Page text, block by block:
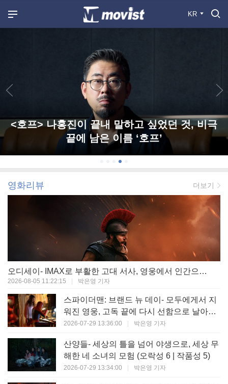
KR
<호프> 나홍진이 끝내 말하고 싶었던 것, 비극
끝에 남은 이름 ‘호프’
영화리뷰 더보기
오디세이- IMAX로 부활한 고대 서사, 영웅에서 인간으로의 귀환 (오락성 9 | 작품성 9)
2026-08-05 11:22:15 박은영 기자
스파이더맨: 브랜드 뉴 데이- 모두에게서 지
워진 영웅, 고독 끝에 다시 선함으로 날아오
르다 (오락성 8 | 작품성 8)
2026-07-29 13:36:00 박은영 기자
산양들- 세상의 틀을 넘어 야생으로, 세상 무
해한 네 소녀의 모험 (오락성 6 | 작품성 5)
2026-07-29 13:34:00 박은영 기자